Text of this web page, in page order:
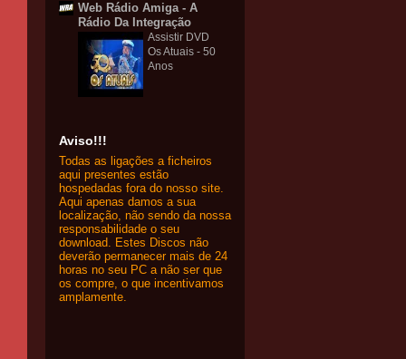
Web Rádio Amiga - A
Rádio Da Integração
Assistir DVD
Os Atuais - 50
Anos
Aviso!!!
Todas as ligações a ficheiros
aqui presentes estão
hospedadas fora do nosso site.
Aqui apenas damos a sua
localização, não sendo da nossa
responsabilidade o seu
download. Estes Discos não
deverão permanecer mais de 24
horas no seu PC a não ser que
os compre, o que incentivamos
amplamente.